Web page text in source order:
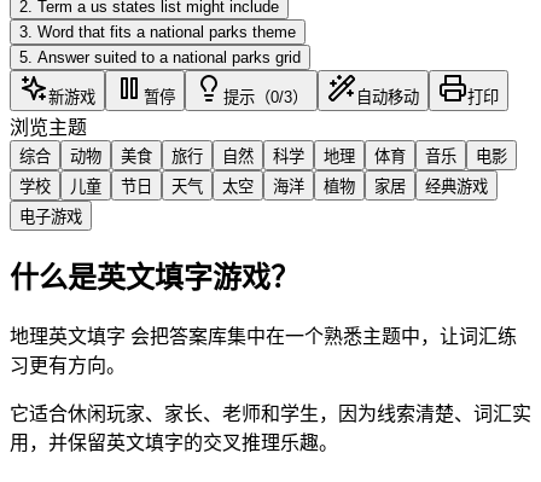
2 Term a us states list might include
3 Word that fits a national parks theme
5 Answer suited to a national parks grid
新游戏 暂停 提示（0/3） 自动移动 打印
浏览主题
综合 动物 美食 旅行 自然 科学 地理 体育 音乐
电影
学校
儿童 节日 天气 太空 海洋 植物 家居
经典游戏
电子游戏
什么是英文填字游戏？
地理英文填字 会把答案库集中在一个熟悉主题中，让词汇练
习更有方向。
它适合休闲玩家、家长、老师和学生，因为线索清楚、词汇实
用，并保留英文填字的交叉推理乐趣。